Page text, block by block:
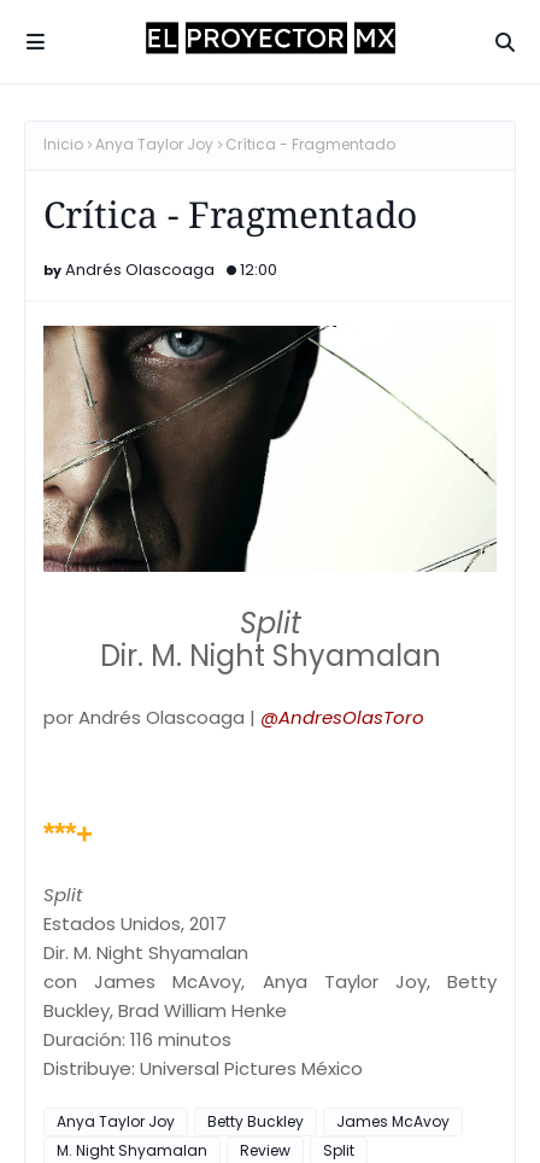
Inicio Anya Taylor Joy Crítica - Fragmentado
Crítica - Fragmentado
Andrés Olascoaga 12:00
Split
Dir. M. Night Shyamalan
por Andrés Olascoaga | @AndresOlasToro
***+
Split
Estados Unidos, 2017
Dir. M. Night Shyamalan
con James McAvoy, Anya Taylor Joy, Betty
Buckley, Brad William Henke
Duración: 116 minutos
Distribuye: Universal Pictures México
Anya Taylor Joy Betty Buckley
James McAvoy
M. Night Shyamalan
Review
Split